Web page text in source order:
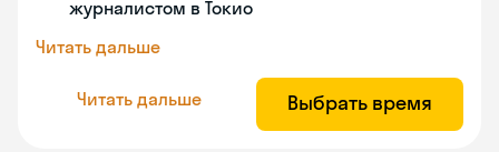
журналистом в Токио
Читать дальше
Читать дальше Выбрать время